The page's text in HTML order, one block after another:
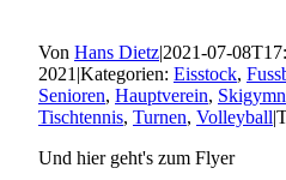
Von Hans Dietz|2021-07-
2021 |Kategorien: Eisstock,
Senioren, Hauptverein,
Tischtennis, Turnen, Volleyball|
Und hier geht's zum Flyer